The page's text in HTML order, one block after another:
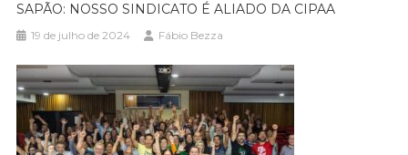
SAPÃO: NOSSO SINDICATO É ALIADO DA CIPAA
19 de julho de 2024 Fábio Bezza